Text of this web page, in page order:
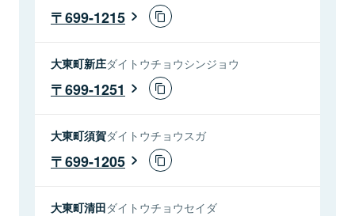
699-1215
大東町新庄ダイトウチョウシンジョウ
699-1251
大東町須賀ダイトウチョウスガ
699-1205
大東町清田ダイトウチョウセイダ